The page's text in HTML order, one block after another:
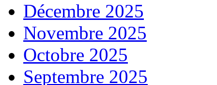
Décembre 2025
Novembre 2025
Octobre 2025
Septembre 2025